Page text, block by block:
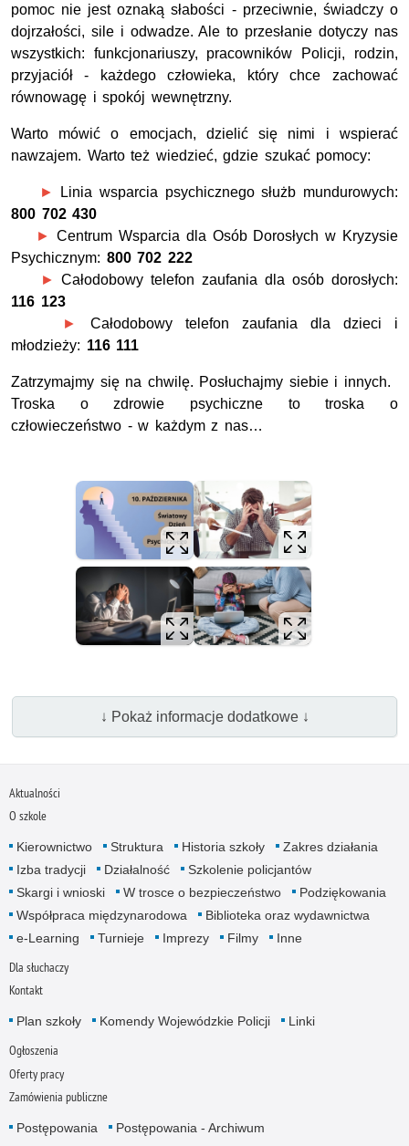
pomoc nie jest oznaką słabości - przeciwnie, świadczy o
dojrzałości, sile i odwadze. Ale to przesłanie dotyczy nas
wszystkich: funkcjonariuszy, pracowników Policji, rodzin,
przyjaciół - każdego człowieka, który chce zachować
równowagę i spokój wewnętrzny.
Warto mówić o emocjach, dzielić się nimi i wspierać
nawzajem. Warto też wiedzieć, gdzie szukać pomocy:
►
Linia wsparcia psychicznego służb mundurowych:
800 702 430
►Centrum Wsparcia dla Osób Dorosłych w Kryzysie
Psychicznym: 800 702 222
► Całodobowy telefon zaufania dla osób dorosłych:
116 123
► Całodobowy telefon zaufania dla dzieci i
młodzieży: 116 111
Zatrzymajmy się na chwilę. Posłuchajmy siebie i innych.
Troska o zdrowie psychiczne to troska o
człowieczeństwo - w każdym z nas…
↓ Pokaż informacje dodatkowe ↓
Aktualności
O szkole
Kierownictwo Struktura Historia szkoły
Zakres działania
Izba tradycji
Działalność
Szkolenie policjantów
Skargi i wnioski
W trosce o bezpieczeństwo
Podziękowania
Współpraca międzynarodowa
Biblioteka oraz wydawnictwa
e-Learning
Turnieje Imprezy Filmy Inne
Dla słuchaczy
Kontakt
Plan szkoły Komendy Wojewódzkie Policji Linki
Ogłoszenia
Oferty pracy
Zamówienia publiczne
Postępowania
Postępowania - Archiwum